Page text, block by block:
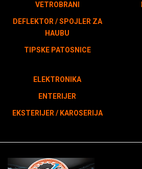
VETROBRANI
DEFLEKTOR / SPOJLER ZA
HAUBU
TIPSKE PATOSNICE
ELEKTRONIKA
ENTERIJER
EKSTERIJER / KAROSERIJA